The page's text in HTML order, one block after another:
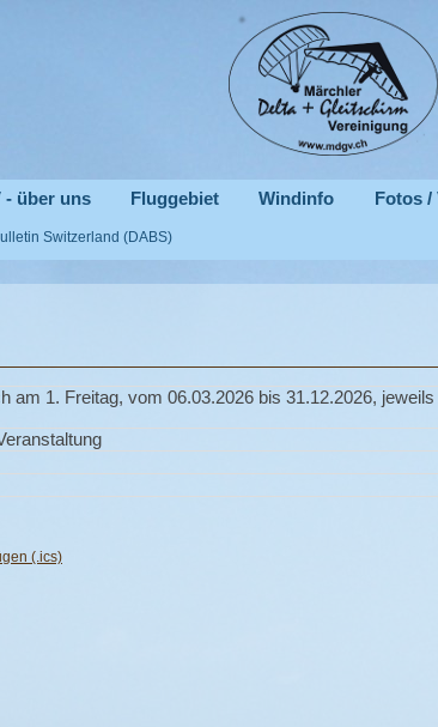
- über uns Fluggebiet Windinfo Fotos /
Switzerland (DABS)
am 1. Freitag, vom 06.03.2026 bis 31.12.2026,
(.ics)